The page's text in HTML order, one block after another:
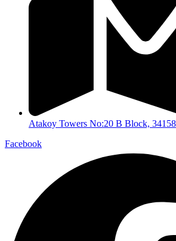
Atakoy Towers No:20 B Block,
Facebook